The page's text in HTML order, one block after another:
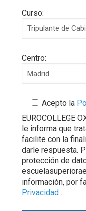
Curso:
Centro:
Acepto la
EUROCOLLEGE
le informa que
facilite con la
darle respuesta.
protección de
información, por
Privacidad .